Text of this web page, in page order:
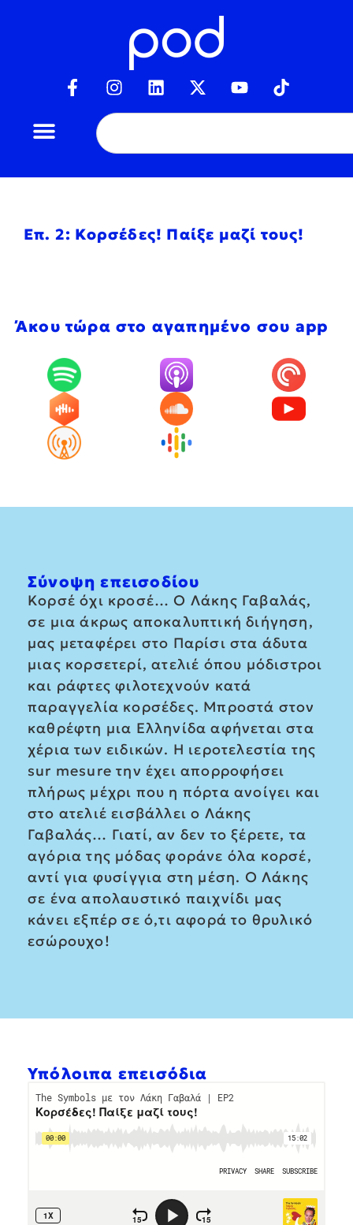
Επ. 2: Κορσέδες! Παίξε μαζί τους!
Άκου τώρα στο αγαπημένο σου app
Σύνοψη επεισοδίου
Κορσέ όχι κροσέ… Ο Λάκης Γαβαλάς,
σε μια άκρως αποκαλυπτική διήγηση,
μας μεταφέρει στο Παρίσι στα άδυτα
μιας κορσετερί, ατελιέ όπου μόδιστροι
και ράφτες φιλοτεχνούν κατά
παραγγελία κορσέδες. Μπροστά στον
καθρέφτη μια Ελληνίδα αφήνεται στα
χέρια των ειδικών. Η ιεροτελεστία της
sur mesure την έχει απορροφήσει
πλήρως μέχρι που η πόρτα ανοίγει και
στο ατελιέ εισβάλλει ο Λάκης
Γαβαλάς… Γιατί, αν δεν το ξέρετε, τα
αγόρια της μόδας φοράνε όλα κορσέ,
αντί για φυσίγγια στη μέση. Ο Λάκης
σε ένα απολαυστικό παιχνίδι μας
κάνει εξπέρ σε ό,τι αφορά το θρυλικό
εσώρουχο!
Υπόλοιπα επεισόδια